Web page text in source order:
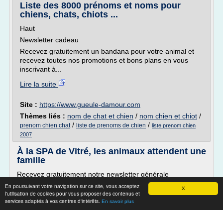
X
En poursuivant votre navigation sur ce site, vous acceptez
l'utilisation de cookies pour vous proposer des contenus et
services adaptés à vos centres d'intérêts. En savoir plus
Liste des 8000 prénoms et noms pour
chiens, chats, chiots ...
Haut
Newsletter cadeau
Recevez gratuitement un bandana pour votre animal et
recevez toutes nos promotions et bons plans en vous
inscrivant à...
Lire la suite
Site : https://www.gueule-damour.com
Thèmes liés : nom de chat et chien / nom chien et chiot /
prenom chien chat/ liste de prenoms de chien / liste prenom chien
2007
À la SPA de Vitré, les animaux attendent une
famille
Recevez gratuitement notre newsletter générale
Chaque jour, l'essentiel de l'actualité est dans votre boite
mail.
Je m'inscris !